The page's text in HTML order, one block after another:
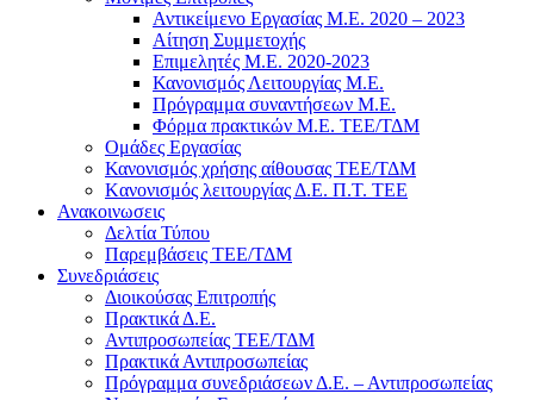
Αντικείμενο Εργασίας Μ.Ε. 2020 – 2023
Αίτηση Συμμετοχής
Επιμελητές Μ.Ε. 2020-2023
Κανονισμός Λειτουργίας Μ.Ε.
Πρόγραμμα συναντήσεων M.E.
Φόρμα πρακτικών Μ.Ε. ΤΕΕ/ΤΔΜ
Ομάδες Εργασίας
Κανονισμός χρήσης αίθουσας ΤΕΕ/ΤΔΜ
Kανονισμός λειτουργίας Δ.Ε. Π.Τ. ΤΕΕ
Ανακοινωσεις
Δελτία Τύπου
Παρεμβάσεις ΤΕΕ/ΤΔΜ
Συνεδριάσεις
Διοικούσας Επιτροπής
Πρακτικά Δ.Ε.
Αντιπροσωπείας ΤΕΕ/ΤΔΜ
Πρακτικά Αντιπροσωπείας
Πρόγραμμα συνεδριάσεων Δ.Ε. – Αντιπροσωπείας